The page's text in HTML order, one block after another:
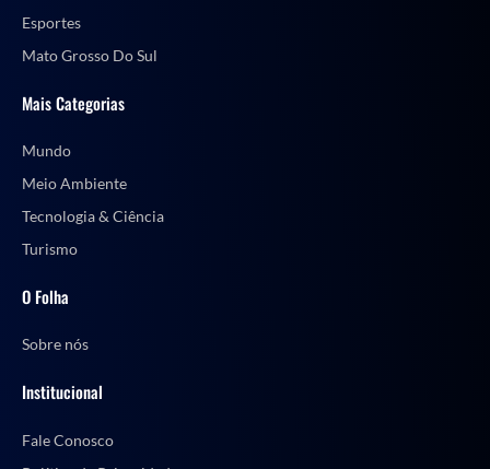
Esportes
Mato Grosso Do Sul
Mais Categorias
Mundo
Meio Ambiente
Tecnologia & Ciência
Turismo
O Folha
Sobre nós
Institucional
Fale Conosco